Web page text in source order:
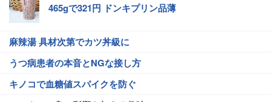
465gで321円 ドンキプリン品薄
麻辣湯 具材次第でカツ丼級に
うつ病患者の本音とNGな接し方
キノコで血糖値スパイクを防ぐ